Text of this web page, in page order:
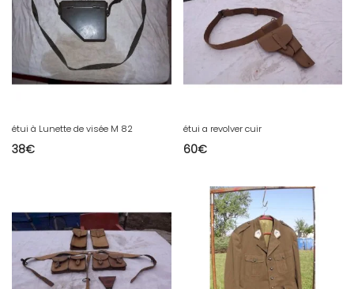
étui à Lunette de visée M 82
38€
étui a revolver cuir
60€